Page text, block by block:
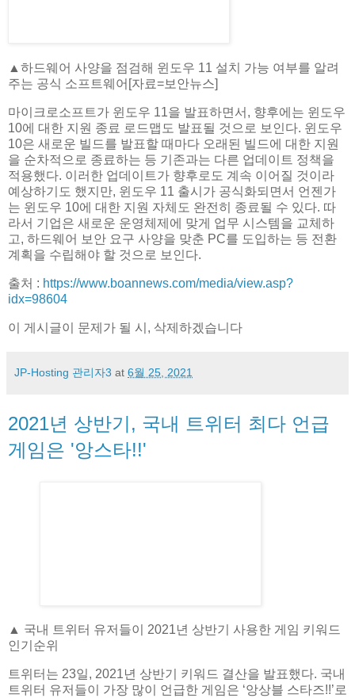
▲하드웨어 사양을 점검해 윈도우 11 설치 가능 여부를 알려
주는 공식 소프트웨어[자료=보안뉴스]
마이크로소프트가 윈도우 11을 발표하면서, 향후에는 윈도우
10에 대한 지원 종료 로드맵도 발표될 것으로 보인다. 윈도우
10은 새로운 빌드를 발표할 때마다 오래된 빌드에 대한 지원
을 순차적으로 종료하는 등 기존과는 다른 업데이트 정책을
적용했다. 이러한 업데이트가 향후로도 계속 이어질 것이라
예상하기도 했지만, 윈도우 11 출시가 공식화되면서 언젠가
는 윈도우 10에 대한 지원 자체도 완전히 종료될 수 있다. 따
라서 기업은 새로운 운영체제에 맞게 업무 시스템을 교체하
고, 하드웨어 보안 요구 사양을 맞춘 PC를 도입하는 등 전환
계획을 수립해야 할 것으로 보인다.
출처 : https://www.boannews.com/media/view.asp?
idx=98604
이 게시글이 문제가 될 시, 삭제하겠습니다
JP-Hosting 관리자3 at 6월 25, 2021
2021년 상반기, 국내 트위터 최다 언급
게임은 '앙스타!!'
▲ 국내 트위터 유저들이 2021년 상반기 사용한 게임 키워드
인기순위
트위터는 23일, 2021년 상반기 키워드 결산을 발표했다. 국내
트위터 유저들이 가장 많이 언급한 게임은 ‘앙상블 스타즈!!’로